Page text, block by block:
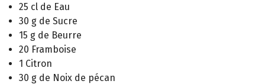
25 cl de Eau
30 g de Sucre
15 g de Beurre
20 Framboise
1 Citron
30 g de Noix de pécan